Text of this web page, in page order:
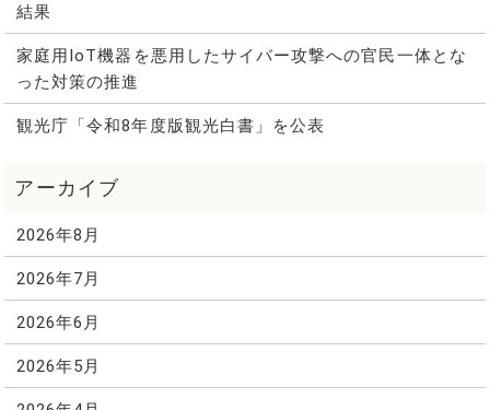
結果
家庭用IoT機器を悪用したサイバー攻撃への官民一体とな
った対策の推進
観光庁「令和8年度版観光白書」を公表
2026年8月
2026年7月
2026年6月
2026年5月